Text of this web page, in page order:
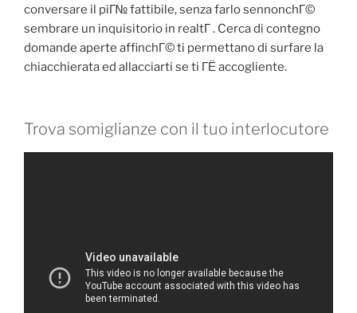
conversare il piГ№ fattibile, senza farlo sennonchГ©
sembrare un inquisitorio in realtГ . Cerca di contegno
domande aperte affinchГ© ti permettano di surfare la
chiacchierata ed allacciarti se ti ГЁ accogliente.
Trova somiglianze con il tuo interlocutore